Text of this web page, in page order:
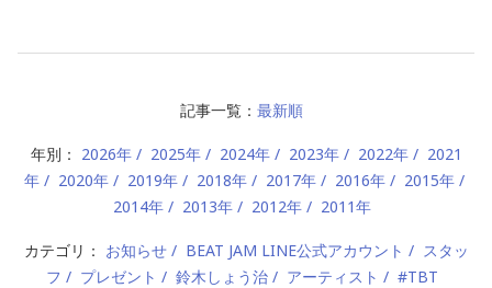
記事一覧： 最新順
年別： 2026年 2025年 2024年 2023年 2022年
2021
年
2020年 2019年 2018年 2017年 2016年
2015年
2014年
2013年 2012年 2011年
カテゴリ： お知らせ BEAT JAM LINE公式アカウント
スタッ
フ
プレゼント 鈴木しょう治 アーティスト #TBT